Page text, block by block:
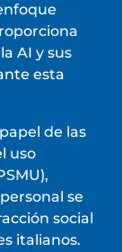
AI y sus
esta
de las
uso
se
social
italianos.